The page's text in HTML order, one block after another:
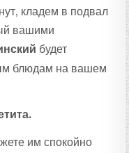
кладем в подвал
вашими
будет
блюдам на вашем
им спокойно